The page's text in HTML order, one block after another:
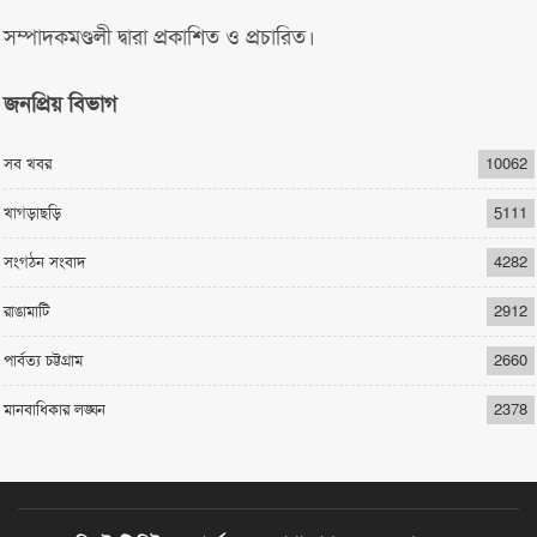
সম্পাদকমণ্ডলী দ্বারা প্রকাশিত ও প্রচারিত।
জনপ্রিয় বিভাগ
সব খবর 10062
খাগড়াছড়ি 5111
সংগঠন সংবাদ 4282
রাঙামাটি 2912
পার্বত্য চট্টগ্রাম 2660
মানবাধিকার লঙ্ঘন 2378